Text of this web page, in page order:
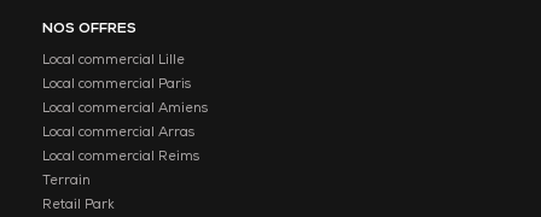
NOS OFFRES
Local commercial Lille
Local commercial Paris
Local commercial Amiens
Local commercial Arras
Local commercial Reims
Terrain
Retail Park